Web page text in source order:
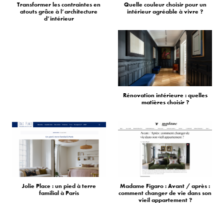
Transformer les contraintes en
atouts grâce à l’architecture
d’intérieur
Quelle couleur choisir pour un
intérieur agréable à vivre ?
Rénovation intérieure : quelles
matières choisir ?
Jolie Place : un pied à terre
familial à Paris
Madame Figaro : Avant / après :
comment changer de vie dans son
vieil appartement ?